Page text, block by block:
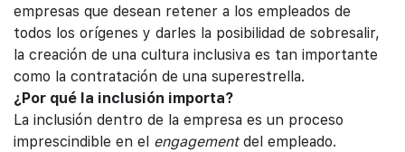
empresas que desean retener a los empleados de
todos los orígenes y darles la posibilidad de sobresalir,
la creación de una cultura inclusiva es tan importante
como la contratación de una superestrella.
¿Por qué la inclusión importa?
La inclusión dentro de la empresa es un proceso
imprescindible en el engagement del empleado.